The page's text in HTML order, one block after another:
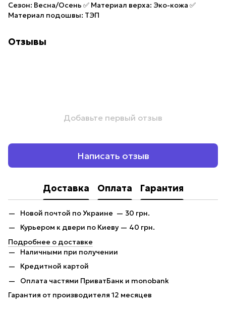
Сезон: Весна/Осень ✅ Материал верха: Эко-кожа ✅
Материал подошвы: ТЭП
Отзывы
Добавьте первый отзыв
Написать отзыв
Доставка Оплата Гарантия
Новой почтой по Украине — 30 грн.
Курьером к двери по Киеву — 40 грн.
Подробнее о доставке
Наличными при получении
Кредитной картой
Оплата частями ПриватБанк и monobank
Гарантия от производителя 12 месяцев